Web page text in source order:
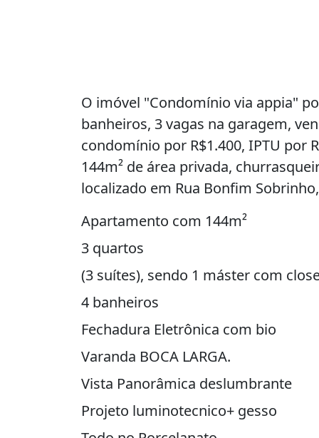
O imóvel "Condomínio via appia"
banheiros, 3 vagas na garagem,
condomínio por R$1.400, IPTU por
144m² de área privada,
localizado em Rua Bonfim
Apartamento com 144m²
3 quartos
(3 suítes), sendo 1 máster com
4 banheiros
Fechadura Eletrônica com bio
Varanda BOCA LARGA.
Vista Panorâmica deslumbrante
Projeto luminotecnico+ gesso